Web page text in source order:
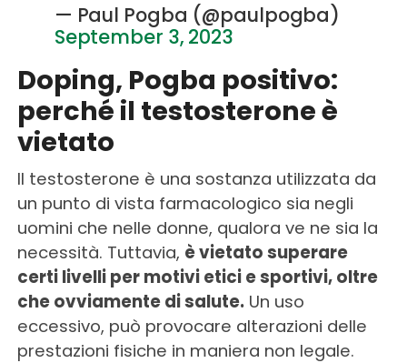
— Paul Pogba (@paulpogba)
September 3, 2023
Doping, Pogba positivo:
perché il testosterone è
vietato
Il testosterone è una sostanza utilizzata da
un punto di vista farmacologico sia negli
uomini che nelle donne, qualora ve ne sia la
necessità. Tuttavia, è vietato superare
certi livelli per motivi etici e sportivi, oltre
che ovviamente di salute. Un uso
eccessivo, può provocare alterazioni delle
prestazioni fisiche in maniera non legale.